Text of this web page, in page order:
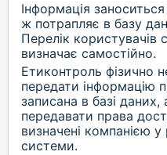
Інформація
ж потрапляє в базу
Перелік користувачів
визначає самостійно.
Етиконтроль фізично
передати інформацію
записана в базі
передавати права
визначені компанією у
системи.